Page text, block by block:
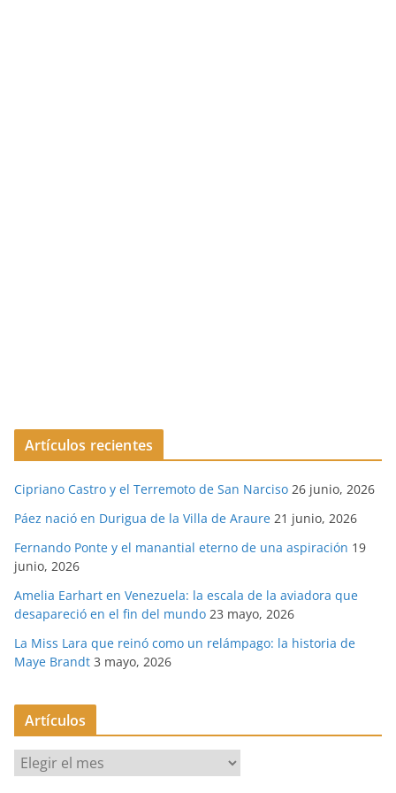
Artículos recientes
Cipriano Castro y el Terremoto de San Narciso 26 junio, 2026
Páez nació en Durigua de la Villa de Araure 21 junio, 2026
Fernando Ponte y el manantial eterno de una aspiración 19
junio, 2026
Amelia Earhart en Venezuela: la escala de la aviadora que
desapareció en el fin del mundo 23 mayo, 2026
La Miss Lara que reinó como un relámpago: la historia de
Maye Brandt 3 mayo, 2026
Artículos